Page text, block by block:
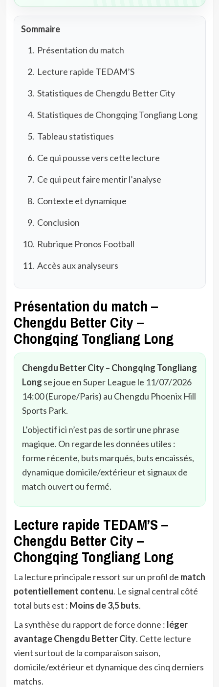
Sommaire
Présentation du match
Lecture rapide TEDAM’S
Statistiques de Chengdu Better City
Statistiques de Chongqing Tongliang Long
Tableau statistiques
Ce qui pousse vers cette lecture
Ce qui peut faire mentir l’analyse
Contexte et dynamique
Conclusion
Rubrique Pronos Football
Accès aux analyseurs
Présentation du match –
Chengdu Better City –
Chongqing Tongliang Long
Chengdu Better City – Chongqing Tongliang
Long se joue en Super League le 11/07/2026
14:00 (Europe/Paris) au Chengdu Phoenix Hill
Sports Park.
L’objectif ici n’est pas de sortir une phrase
magique. On regarde les données utiles :
forme récente, buts marqués, buts encaissés,
dynamique domicile/extérieur et signaux de
match ouvert ou fermé.
Lecture rapide TEDAM’S –
Chengdu Better City –
Chongqing Tongliang Long
La lecture principale ressort sur un profil de match
potentiellement contenu. Le signal central côté
total buts est : Moins de 3,5 buts.
La synthèse du rapport de force donne : léger
avantage Chengdu Better City. Cette lecture
vient surtout de la comparaison saison,
domicile/extérieur et dynamique des cinq derniers
matchs.